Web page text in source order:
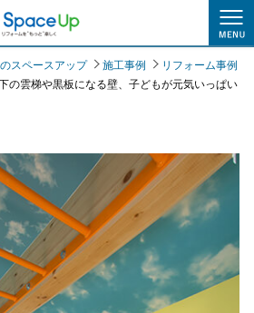
施工事例
スペースアップ 施工事例
リフォーム事例
の雲梯や黒板になる壁、子どもが元気いっぱい